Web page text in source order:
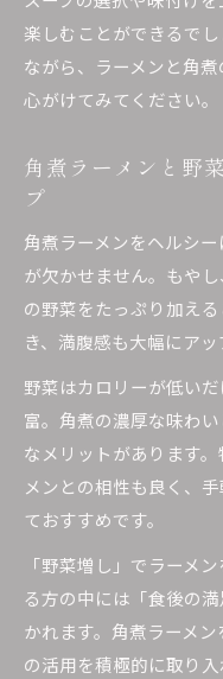
楽しむことができるで
ながら、ラーメンと角
心がけてみてください。
角煮ラーメンと野
プ
角煮ラーメンをヘルシ
が欠かせません。もや
の野菜をたっぷり加え
き、満腹感も大幅にアッ
野菜はカロリーが低い
富。角煮の濃厚な味わ
なメリットがあります
メンとの相性も良く、
ておすすめです。
「野菜増し」でラーメ
る方の中には「食後の
かれます。角煮ラーメ
の活用を積極的に取り入